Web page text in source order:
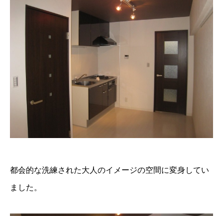
都会的な洗練された大人のイメージの空間に変身してい
ました。